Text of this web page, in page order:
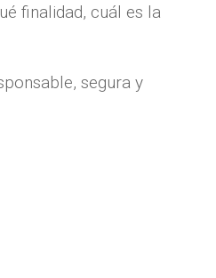
finalidad, cuál es la
segura y